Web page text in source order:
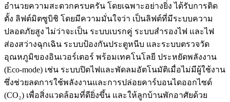
อำนวยความสะดวกครบครัน โดยเฉพาะอย่างยิ่ง ได้รับการติด
ตั้ง ลิฟต์มิตซูบิชิ โดยมีความมั่นใจว่า เป็นลิฟต์ที่มีระบบความ
ปลอดภัยสูง ไม่ว่าจะเป็น ระบบเบรกคู่ ระบบสำรองไฟ และไฟ
ส่องสว่างฉุกเฉิน ระบบป้องกันประตูหนีบ และระบบตรวจวัด
อุณหภูมิของอินเวอร์เตอร์ พร้อมเทคโนโลยี ประหยัดพลังงาน
(Eco-mode) เช่น ระบบปิดไฟและพัดลมอัตโนมัติเมื่อไม่มีผู้ใช้งาน
ซึ่งช่วยลดการใช้พลังงานและการปล่อยคาร์บอนไดออกไซด์
(CO₂) เพื่อสิ่งแวดล้อมที่ดียิ่งขึ้น และให้ลูกบ้านพักอาศัยด้วย